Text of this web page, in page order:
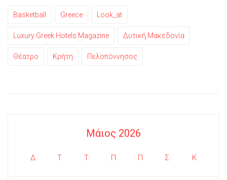
Basketball Greece Look_at
Luxury Greek Hotels Magazine Δυτική Μακεδονία
Θέατρο Κρήτη Πελοπόννησος
Μάιος 2026
Δ Τ Τ Π Π Σ Κ